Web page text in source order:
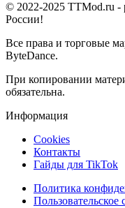
© 2022-2025 TTMod.ru -
России!
Все права и торговые
ByteDance.
При копировании
обязательна.
Информация
Cookies
Контакты
Гайды для TikTok
Политика
Пользовательское